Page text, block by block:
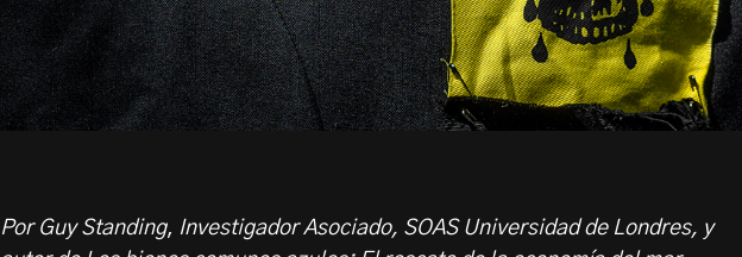
Por Guy Standing, Investigador Asociado, SOAS Universidad de Londres, y